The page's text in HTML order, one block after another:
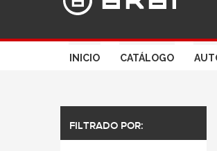
INICIO CATÁLOGO
FILTRADO POR: